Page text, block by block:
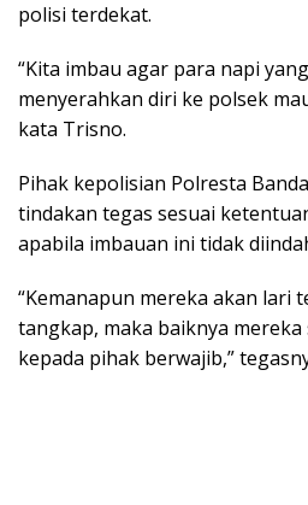
polisi terdekat.
“Kita imbau agar para napi
menyerahkan diri ke polsek
kata Trisno.
Pihak kepolisian Polresta
tindakan tegas sesuai
apabila imbauan ini tidak
“Kemanapun mereka akan lari
tangkap, maka baiknya
kepada pihak berwajib,”